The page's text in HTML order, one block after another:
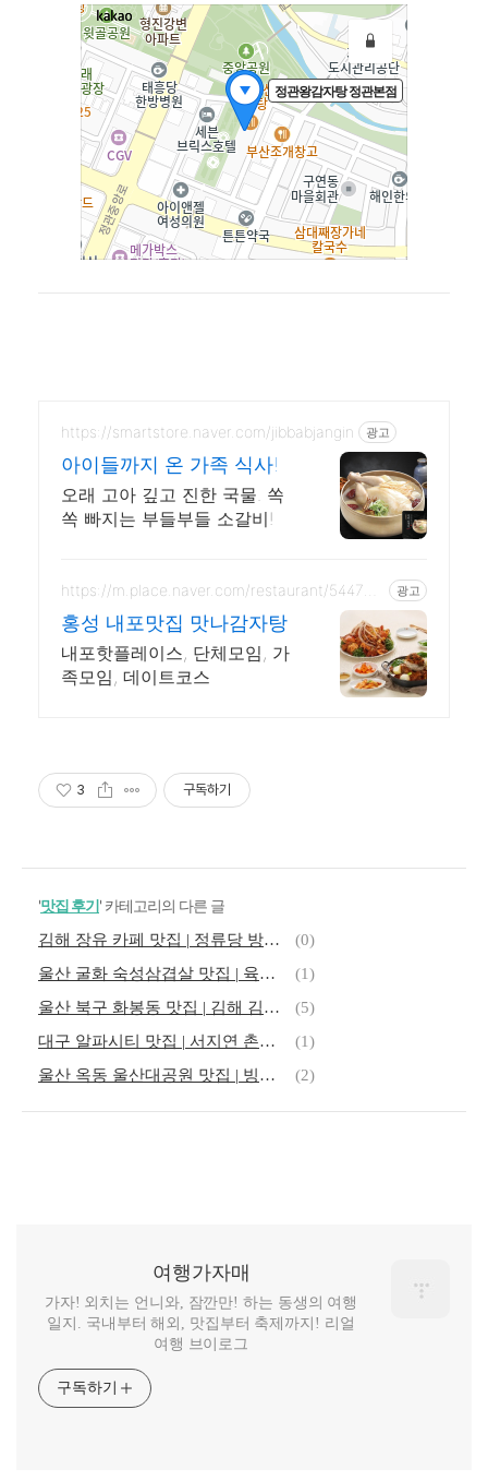
https://smartstore.naver.com/jibbabjangin 광고
아이들까지 온 가족 식사!
오래 고아 깊고 진한 국물. 쏙
쏙 빠지는 부들부들 소갈비!
https://m.place.naver.com/restaurant/544720
광고
홍성 내포맛집 맛나감자탕
내포핫플레이스, 단체모임, 가
족모임, 데이트코스
3 구독하기
'맛집 후기' 카테고리의 다른 글
김해 장유 카페 맛집 | 정류당 방문 후기
(0)
울산 굴화 숙성삼겹살 맛집 | 육풍 울산범서점 솔직 후기
(1)
울산 북구 화봉동 맛집 | 김해 김가네 돼지국밥 후기
(5)
대구 알파시티 맛집 | 서지연 촌돼지찌개 후기
(1)
울산 옥동 울산대공원 맛집 | 빙수 콩국수 추천
(2)
여행가자매
가자! 외치는 언니와, 잠깐만! 하는 동생의 여행
일지. 국내부터 해외, 맛집부터 축제까지! 리얼
여행 브이로그
구독하기